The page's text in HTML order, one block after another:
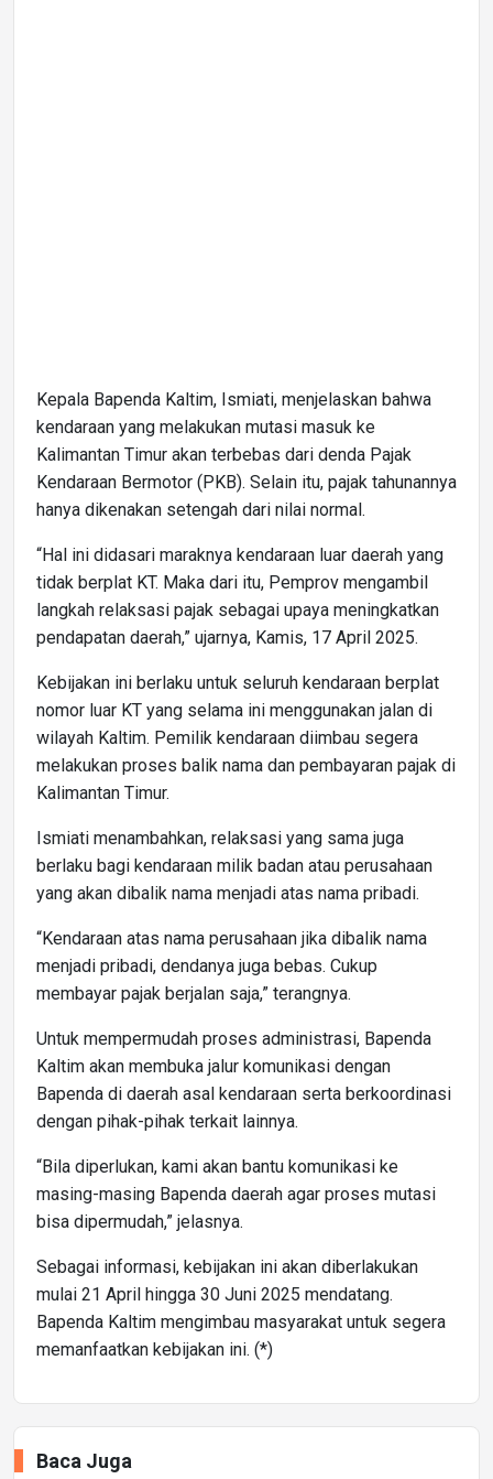
Kepala Bapenda Kaltim, Ismiati, menjelaskan bahwa
kendaraan yang melakukan mutasi masuk ke
Kalimantan Timur akan terbebas dari denda Pajak
Kendaraan Bermotor (PKB). Selain itu, pajak tahunannya
hanya dikenakan setengah dari nilai normal.
“Hal ini didasari maraknya kendaraan luar daerah yang
tidak berplat KT. Maka dari itu, Pemprov mengambil
langkah relaksasi pajak sebagai upaya meningkatkan
pendapatan daerah,” ujarnya, Kamis, 17 April 2025.
Kebijakan ini berlaku untuk seluruh kendaraan berplat
nomor luar KT yang selama ini menggunakan jalan di
wilayah Kaltim. Pemilik kendaraan diimbau segera
melakukan proses balik nama dan pembayaran pajak di
Kalimantan Timur.
Ismiati menambahkan, relaksasi yang sama juga
berlaku bagi kendaraan milik badan atau perusahaan
yang akan dibalik nama menjadi atas nama pribadi.
“Kendaraan atas nama perusahaan jika dibalik nama
menjadi pribadi, dendanya juga bebas. Cukup
membayar pajak berjalan saja,” terangnya.
Untuk mempermudah proses administrasi, Bapenda
Kaltim akan membuka jalur komunikasi dengan
Bapenda di daerah asal kendaraan serta berkoordinasi
dengan pihak-pihak terkait lainnya.
“Bila diperlukan, kami akan bantu komunikasi ke
masing-masing Bapenda daerah agar proses mutasi
bisa dipermudah,” jelasnya.
Sebagai informasi, kebijakan ini akan diberlakukan
mulai 21 April hingga 30 Juni 2025 mendatang.
Bapenda Kaltim mengimbau masyarakat untuk segera
memanfaatkan kebijakan ini. (*)
Baca Juga